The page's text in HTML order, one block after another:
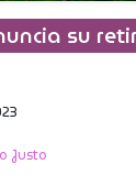
su
Justo